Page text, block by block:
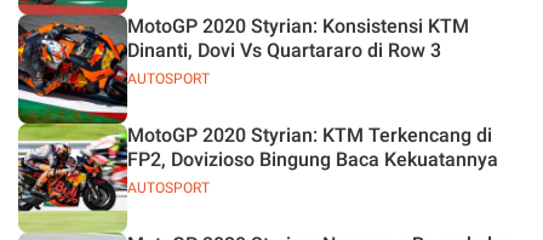
AUTOSPORT
MotoGP 2020 Styrian: Konsistensi KTM
Dinanti, Dovi Vs Quartararo di Row 3
AUTOSPORT
MotoGP 2020 Styrian: KTM Terkencang di
FP2, Dovizioso Bingung Baca Kekuatannya